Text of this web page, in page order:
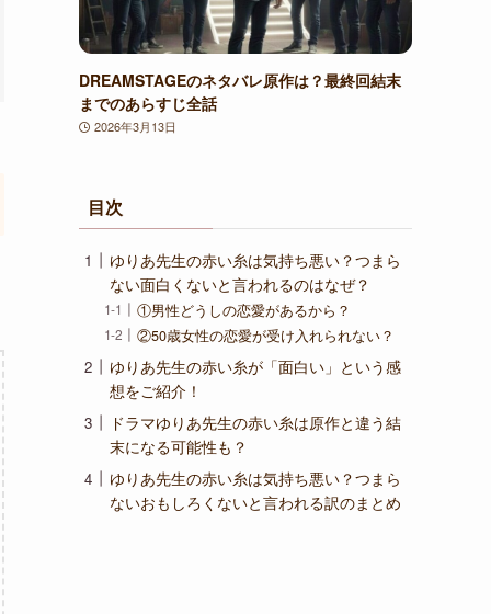
DREAMSTAGEのネタバレ原作は？最終回結末
までのあらすじ全話
2026年3月13日
目次
ゆりあ先生の赤い糸は気持ち悪い？つまら
ない面白くないと言われるのはなぜ？
①男性どうしの恋愛があるから？
②50歳女性の恋愛が受け入れられない？
ゆりあ先生の赤い糸が「面白い」という感
想をご紹介！
ドラマゆりあ先生の赤い糸は原作と違う結
末になる可能性も？
ゆりあ先生の赤い糸は気持ち悪い？つまら
ないおもしろくないと言われる訳のまとめ